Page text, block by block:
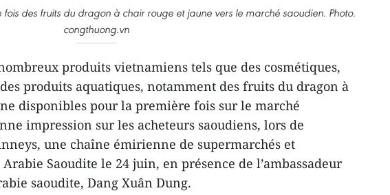
des fruits du dragon à chair rouge et jaune vers le marché saoudien. Photo.
congthuong.vn
produits vietnamiens tels que des cosmétiques,
produits aquatiques, notamment des fruits du dragon à
disponibles pour la première fois sur le marché
impression sur les acheteurs saoudiens, lors de
une chaîne émirienne de supermarchés et
Saoudite le 24 juin, en présence de l’ambassadeur
saoudite, Dang Xuân Dung.